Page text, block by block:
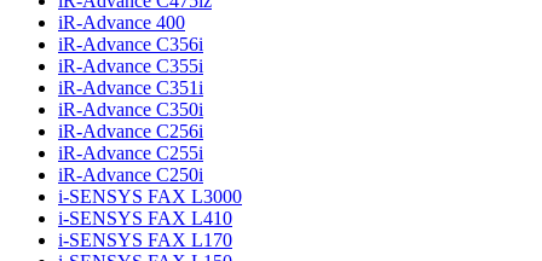
iR-Advance 400
iR-Advance C356i
iR-Advance C355i
iR-Advance C351i
iR-Advance C350i
iR-Advance C256i
iR-Advance C255i
iR-Advance C250i
i-SENSYS FAX L3000
i-SENSYS FAX L410
i-SENSYS FAX L170